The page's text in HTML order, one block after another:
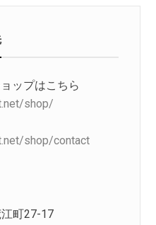
ップはこちら
shop/
shop/contact
町27-17